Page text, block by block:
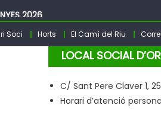
2026
Major PARDINYES 2026
Soci Horts El Camí del Riu
LOCAL SOCIAL
C/ Sant Pere Claver 1,
Horari d’atenció